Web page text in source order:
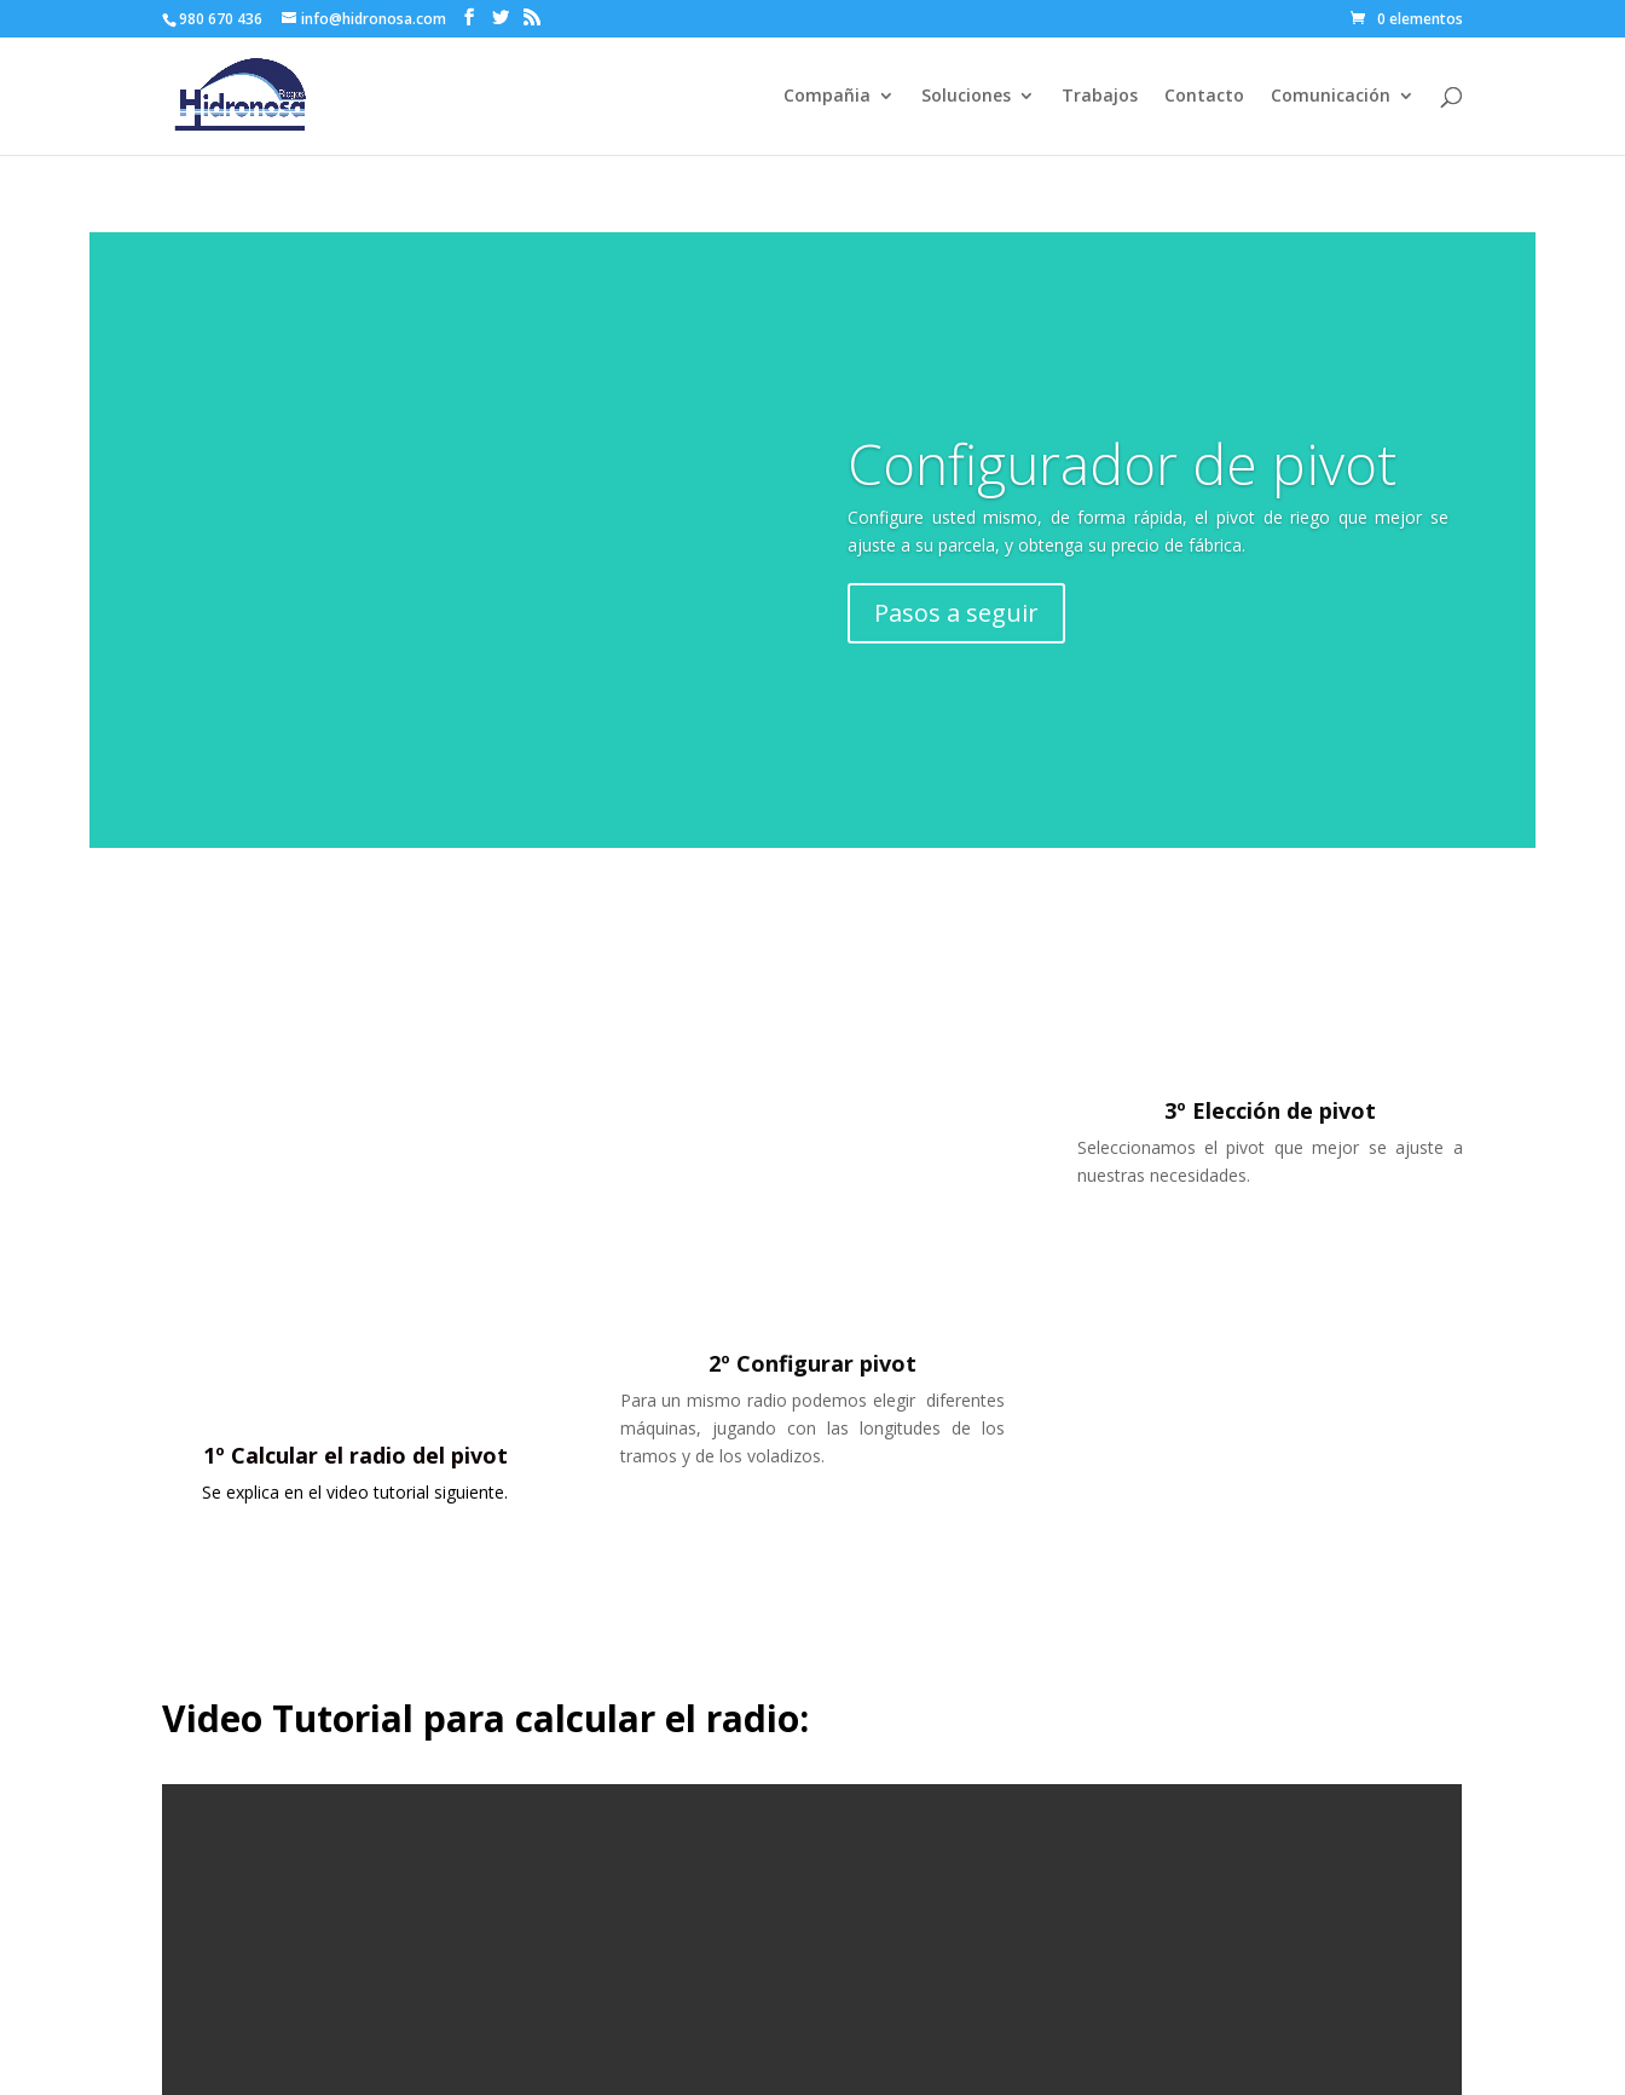
980 670 436 info@hidronosa.com 0 elementos
Compañia Soluciones Trabajos Contacto Comunicación
Configurador de pivot
Configure usted mismo, de forma rápida, el pivot de riego que mejor se
ajuste a su parcela, y obtenga su precio de fábrica.
Pasos a seguir
1º Calcular el radio del pivot
Se explica en el video tutorial siguiente.
2º Configurar pivot
Para un mismo radio podemos elegir diferentes
máquinas, jugando con las longitudes de los
tramos y de los voladizos.
3º Elección de pivot
Seleccionamos el pivot que mejor se ajuste a
nuestras necesidades.
Video Tutorial para calcular el radio: